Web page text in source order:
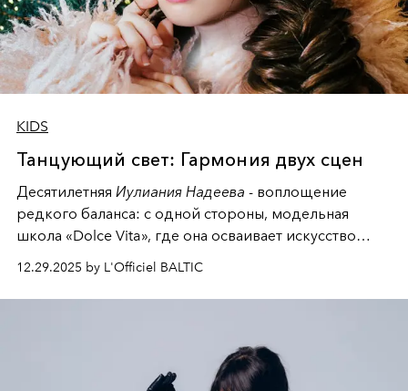
KIDS
Танцующий свет: Гармония двух сцен
Десятилетняя Иулиания Надеева - воплощение
редкого баланса: с одной стороны, модельная
школа «Dolce Vita», где она осваивает искусство
балетная студия при хореографическом училище,
куда она приходит с четырехлетним стажем
12.29.2025 by L'Officiel BALTIC